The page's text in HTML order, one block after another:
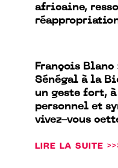
africaine,
François Blanc
Sénégal à la
un geste fort,
personnel et
vivez-vous
LIRE LA SUITE